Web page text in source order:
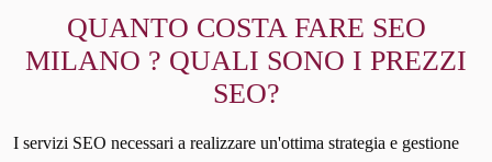
QUANTO COSTA FARE SEO
MILANO ? QUALI SONO I PREZZI
SEO?
I servizi SEO necessari a realizzare un'ottima strategia e gestione